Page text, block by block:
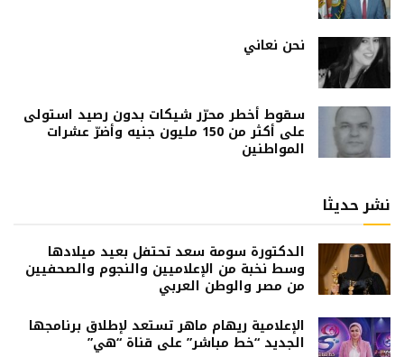
نحن نعاني
سقوط أخطر محرّر شيكات بدون رصيد استولى
على أكثر من 150 مليون جنيه وأضرّ عشرات
المواطنين
نشر حديثا
الدكتورة سومة سعد تحتفل بعيد ميلادها
وسط نخبة من الإعلاميين والنجوم والصحفيين
من مصر والوطن العربي
الإعلامية ريهام ماهر تستعد لإطلاق برنامجها
الجديد “خط مباشر” على قناة “هي”